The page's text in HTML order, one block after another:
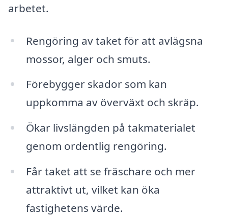
arbetet.
Rengöring av taket för att avlägsna
mossor, alger och smuts.
Förebygger skador som kan
uppkomma av överväxt och skräp.
Ökar livslängden på takmaterialet
genom ordentlig rengöring.
Får taket att se fräschare och mer
attraktivt ut, vilket kan öka
fastighetens värde.